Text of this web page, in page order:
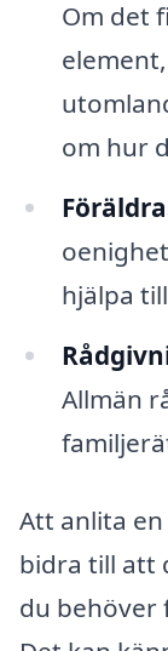
Om det
om hur
hjälpa
Allmän
Att anlita
bidra till att
du behöver